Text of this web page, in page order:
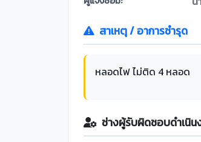
สาเหตุ / อาการชำรุด
หลอดไฟ ไม่ติด 4 หลอด
ช่างผู้รับผิดชอบดำเนิน